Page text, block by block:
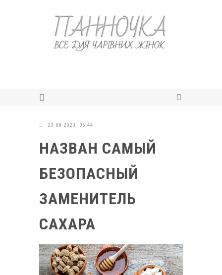
23-08-2020, 06:44
НАЗВАН САМЫЙ
БЕЗОПАСНЫЙ
ЗАМЕНИТЕЛЬ
САХАРА